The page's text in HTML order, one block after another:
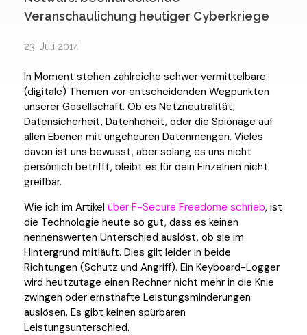
Veranschaulichung heutiger Cyberkriege
23. Juli 2014
In Moment stehen zahlreiche schwer vermittelbare
(digitale) Themen vor entscheidenden Wegpunkten
unserer Gesellschaft. Ob es Netzneutralität,
Datensicherheit, Datenhoheit, oder die Spionage auf
allen Ebenen mit ungeheuren Datenmengen. Vieles
davon ist uns bewusst, aber solang es uns nicht
persönlich betrifft, bleibt es für dein Einzelnen nicht
greifbar.
Wie ich im Artikel über F-Secure Freedome schrieb, ist
die Technologie heute so gut, dass es keinen
nennenswerten Unterschied auslöst, ob sie im
Hintergrund mitläuft. Dies gilt leider in beide
Richtungen (Schutz und Angriff). Ein Keyboard-Logger
wird heutzutage einen Rechner nicht mehr in die Knie
zwingen oder ernsthafte Leistungsminderungen
auslösen. Es gibt keinen spürbaren
Leistungsunterschied.